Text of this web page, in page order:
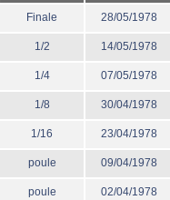
Finale 28/05/1978
1/2 14/05/1978
1/4 07/05/1978
1/8 30/04/1978
1/16 23/04/1978
poule 09/04/1978
poule 02/04/1978